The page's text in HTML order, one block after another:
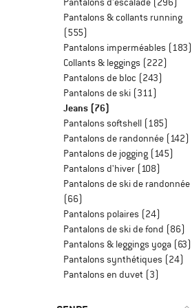
Pantalons & collants running
(555)
Pantalons imperméables (183)
Collants & leggings (222)
Pantalons de bloc (243)
Pantalons de ski (311)
Jeans (76)
Pantalons softshell (185)
Pantalons de randonnée (142)
Pantalons de jogging (145)
Pantalons d'hiver (108)
Pantalons de ski de randonnée
(66)
Pantalons polaires (24)
Pantalons de ski de fond (86)
Pantalons & leggings yoga (63)
Pantalons synthétiques (24)
Pantalons en duvet (3)